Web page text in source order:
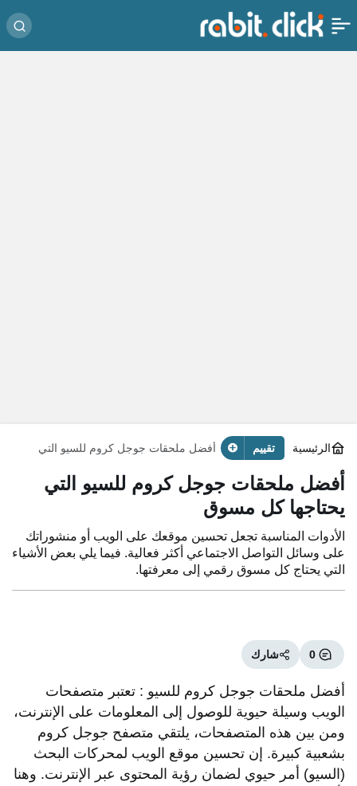
الرئيسية تقييم
أفضل ملحقات جوجل كروم للسيو التي
أفضل ملحقات جوجل كروم للسيو التي
يحتاجها كل مسوق
الأدوات المناسبة تجعل تحسين موقعك على الويب أو منشوراتك
على وسائل التواصل الاجتماعي أكثر فعالية. فيما يلي بعض الأشياء
التي يحتاج كل مسوق رقمي إلى معرفتها.
0 شارك
أفضل ملحقات جوجل كروم للسيو : تعتبر متصفحات
الويب وسيلة حيوية للوصول إلى المعلومات على الإنترنت،
ومن بين هذه المتصفحات، يلتقي متصفح جوجل كروم
بشعبية كبيرة. إن تحسين موقع الويب لمحركات البحث
(السيو) أمر حيوي لضمان رؤية المحتوى عبر الإنترنت. وهنا